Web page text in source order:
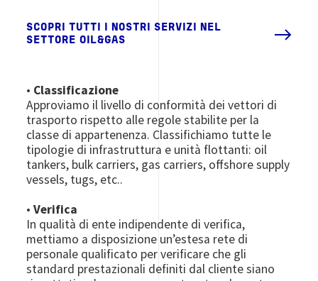
SCOPRI TUTTI I NOSTRI SERVIZI NEL
SETTORE OIL&GAS
• Classificazione
Approviamo il livello di conformità dei vettori di
trasporto rispetto alle regole stabilite per la
classe di appartenenza. Classifichiamo tutte le
tipologie di infrastruttura e unità flottanti: oil
tankers, bulk carriers, gas carriers, offshore supply
vessels, tugs, etc..
•Verifica
In qualità di ente indipendente di verifica,
mettiamo a disposizione un’estesa rete di
personale qualificato per verificare che gli
standard prestazionali definiti dal cliente siano